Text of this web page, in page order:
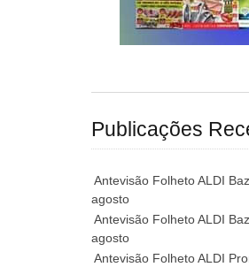
Publicações
Antevisão Folheto ALDI
agosto
Antevisão Folheto ALDI
agosto
Antevisão Folheto ALDI